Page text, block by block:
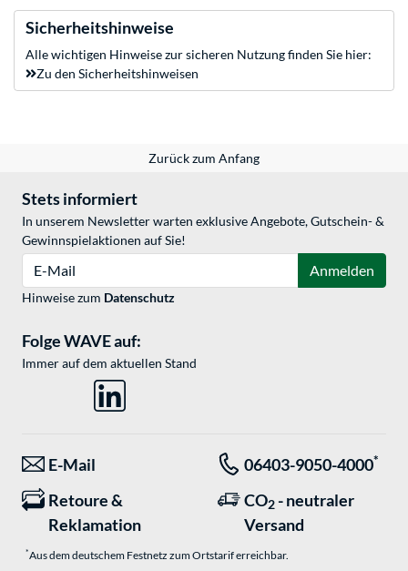
Sicherheitshinweise
Alle wichtigen Hinweise zur sicheren Nutzung finden Sie hier:
Zu den Sicherheitshinweisen
Zurück zum Anfang
Stets informiert
In unserem Newsletter warten exklusive Angebote, Gutschein- &
Gewinnspielaktionen auf Sie!
Anmelden
Hinweise zum Datenschutz
Folge WAVE auf:
Immer auf dem aktuellen Stand
E-Mail 06403-9050-4000*
Retoure &
Reklamation
CO2 - neutraler
Versand
*Aus dem deutschem Festnetz zum Ortstarif erreichbar.